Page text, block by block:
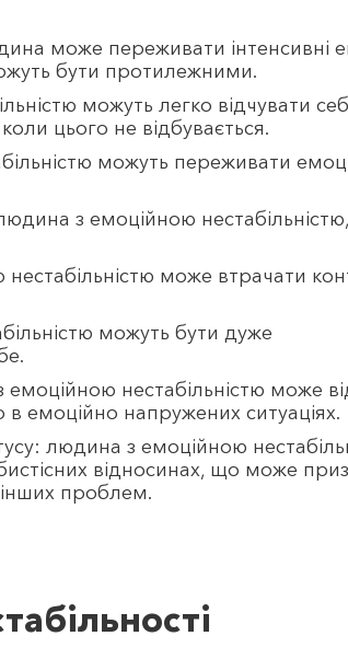
може переживати інтенсивні
бути протилежними.
можуть легко відчувати
цього не відбувається.
можуть переживати
з емоційною
може втрачати
можуть бути дуже
нестабільністю може
емоційно напружених ситуаціях.
людина з емоційною
відносинах, що може
інших проблем.